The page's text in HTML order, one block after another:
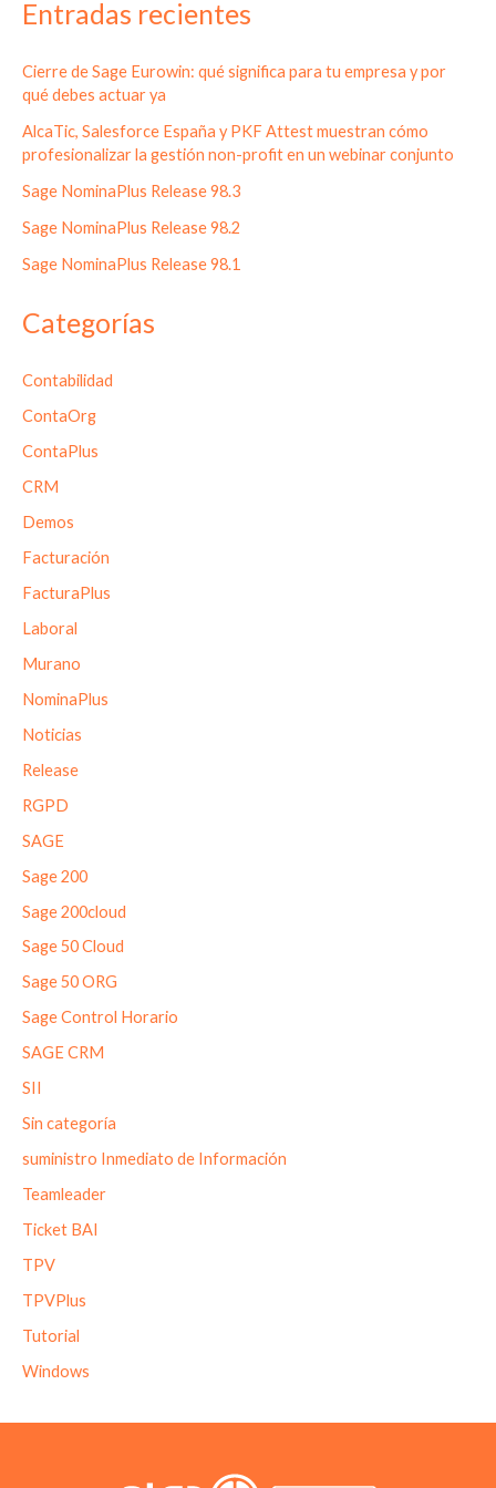
Entradas recientes
Cierre de Sage Eurowin: qué significa para tu empresa y por
qué debes actuar ya
AlcaTic, Salesforce España y PKF Attest muestran cómo
profesionalizar la gestión non-profit en un webinar conjunto
Sage NominaPlus Release 98.3
Sage NominaPlus Release 98.2
Sage NominaPlus Release 98.1
Categorías
Contabilidad
ContaOrg
ContaPlus
CRM
Demos
Facturación
FacturaPlus
Laboral
Murano
NominaPlus
Noticias
Release
RGPD
SAGE
Sage 200
Sage 200cloud
Sage 50 Cloud
Sage 50 ORG
Sage Control Horario
SAGE CRM
SII
Sin categoría
suministro Inmediato de Información
Teamleader
Ticket BAI
TPV
TPVPlus
Tutorial
Windows